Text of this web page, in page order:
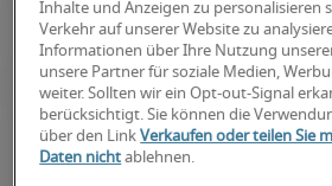
Inhalte und Anzeigen zu personalisieren
Verkehr auf unserer Website zu
Informationen über Ihre Nutzung
unsere Partner für soziale Medien,
weiter. Sollten wir ein Opt-out-Signal
berücksichtigt. Sie können die
über den LinkVerkaufen oder teilen Sie
Daten nicht ablehnen.